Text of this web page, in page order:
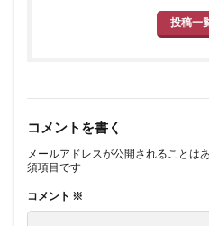
投稿一
コメントを書く
メールアドレスが公開されることは
須項目です
コメント ※